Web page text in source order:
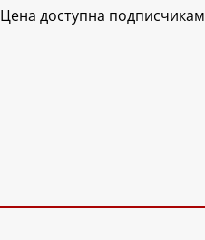
Цена доступна подписчикам